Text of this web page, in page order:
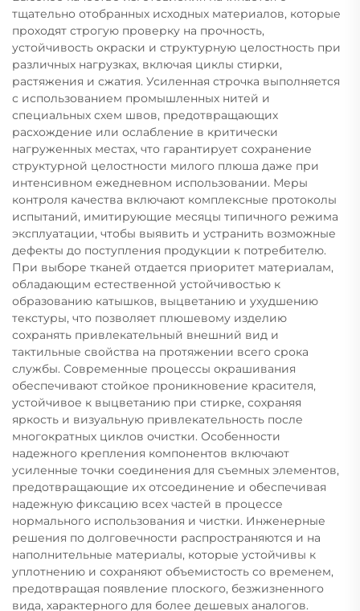
тщательно отобранных исходных материалов, которые
проходят строгую проверку на прочность,
устойчивость окраски и структурную целостность при
различных нагрузках, включая циклы стирки,
растяжения и сжатия. Усиленная строчка выполняется
с использованием промышленных нитей и
специальных схем швов, предотвращающих
расхождение или ослабление в критически
нагруженных местах, что гарантирует сохранение
структурной целостности милого плюша даже при
интенсивном ежедневном использовании. Меры
контроля качества включают комплексные протоколы
испытаний, имитирующие месяцы типичного режима
эксплуатации, чтобы выявить и устранить возможные
дефекты до поступления продукции к потребителю.
При выборе тканей отдается приоритет материалам,
обладающим естественной устойчивостью к
образованию катышков, выцветанию и ухудшению
текстуры, что позволяет плюшевому изделию
сохранять привлекательный внешний вид и
тактильные свойства на протяжении всего срока
службы. Современные процессы окрашивания
обеспечивают стойкое проникновение красителя,
устойчивое к выцветанию при стирке, сохраняя
яркость и визуальную привлекательность после
многократных циклов очистки. Особенности
надежного крепления компонентов включают
усиленные точки соединения для съемных элементов,
предотвращающие их отсоединение и обеспечивая
надежную фиксацию всех частей в процессе
нормального использования и чистки. Инженерные
решения по долговечности распространяются и на
наполнительные материалы, которые устойчивы к
уплотнению и сохраняют объемистость со временем,
предотвращая появление плоского, безжизненного
вида, характерного для более дешевых аналогов.